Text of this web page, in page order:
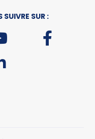
SUIVRE SUR :